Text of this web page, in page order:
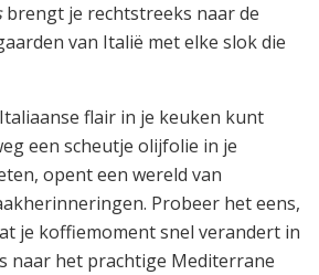
brengt je rechtstreeks naar de
van Italië met elke slok die
flair in je keuken kunt
een scheutje olijfolie in je
opent een wereld van
Probeer het eens,
je koffiemoment snel verandert in
naar het prachtige Mediterrane